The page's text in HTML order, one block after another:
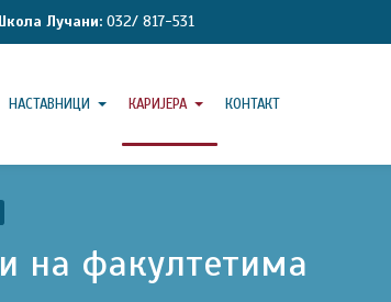
Лучани: 032/ 817-531
НАСТАВНИЦИ КАРИЈЕРА КОНТАКТ
на факултетима